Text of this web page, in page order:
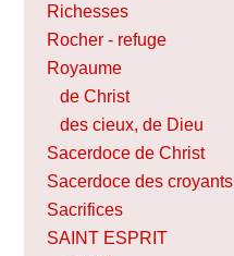
Richesses
Rocher - refuge
Royaume
de Christ
des cieux, de Dieu
Sacerdoce de Christ
Sacerdoce des croyants
Sacrifices
SAINT ESPRIT